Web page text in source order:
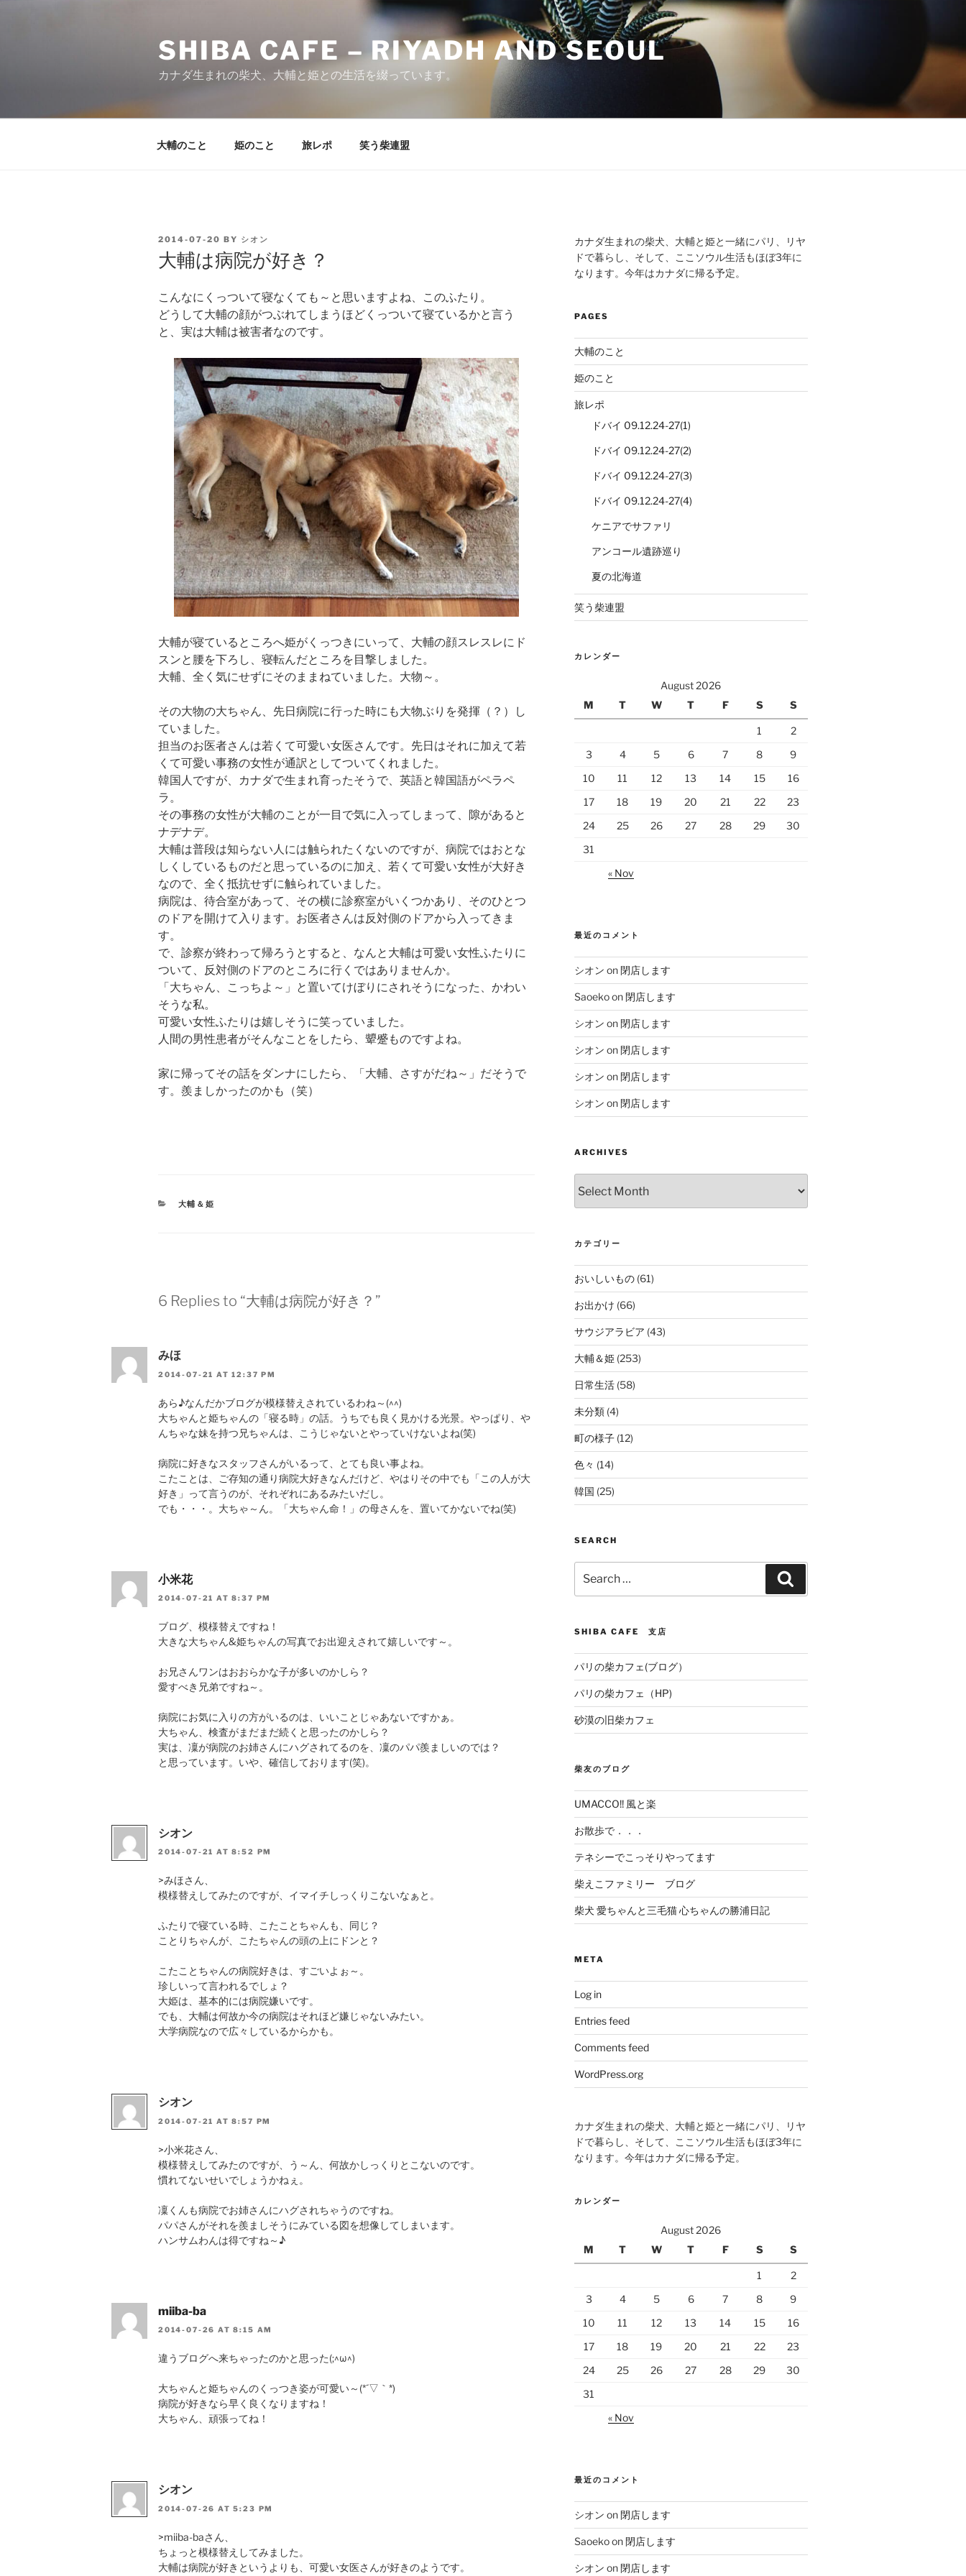
SHIBA CAFE – RIYADH AND SEOUL
カナダ生まれの柴犬、大輔と姫との生活を綴っています。
大輔のこと 姫のこと 旅レポ 笑う柴連盟
POSTED
ON
2014-07-20 BY シオン
大輔は病院が好き？
こんなにくっついて寝なくても～と思いますよね、このふたり。
どうして大輔の顔がつぶれてしまうほどくっついて寝ているかと言う
と、実は大輔は被害者なのです。
大輔が寝ているところへ姫がくっつきにいって、大輔の顔スレスレにド
スンと腰を下ろし、寝転んだところを目撃しました。
大輔、全く気にせずにそのままねていました。大物～。
その大物の大ちゃん、先日病院に行った時にも大物ぶりを発揮（？）し
ていました。
担当のお医者さんは若くて可愛い女医さんです。先日はそれに加えて若
くて可愛い事務の女性が通訳としてついてくれました。
韓国人ですが、カナダで生まれ育ったそうで、英語と韓国語がペラペ
ラ。
その事務の女性が大輔のことが一目で気に入ってしまって、隙があると
ナデナデ。
大輔は普段は知らない人には触られたくないのですが、病院ではおとな
しくしているものだと思っているのに加え、若くて可愛い女性が大好き
なので、全く抵抗せずに触られていました。
病院は、待合室があって、その横に診察室がいくつかあり、そのひとつ
のドアを開けて入ります。お医者さんは反対側のドアから入ってきま
す。
で、診察が終わって帰ろうとすると、なんと大輔は可愛い女性ふたりに
ついて、反対側のドアのところに行くではありませんか。
「大ちゃん、こっちよ～」と置いてけぼりにされそうになった、かわい
そうな私。
可愛い女性ふたりは嬉しそうに笑っていました。
人間の男性患者がそんなことをしたら、顰蹙ものですよね。
家に帰ってその話をダンナにしたら、「大輔、さすがだね～」だそうで
す。羨ましかったのかも（笑）
CATEGORIES
大輔＆姫
6 Replies to “大輔は病院が好き？”
みほ
2014-07-21 AT 12:37 PM
あら♪なんだかブログが模様替えされているわね～(^^)
大ちゃんと姫ちゃんの「寝る時」の話。うちでも良く見かける光景。やっぱり、や
んちゃな妹を持つ兄ちゃんは、こうじゃないとやっていけないよね(笑)
病院に好きなスタッフさんがいるって、とても良い事よね。
こたことは、ご存知の通り病院大好きなんだけど、やはりその中でも「この人が大
好き」って言うのが、それぞれにあるみたいだし。
でも・・・。大ちゃ～ん。「大ちゃん命！」の母さんを、置いてかないでね(笑)
小米花
2014-07-21 AT 8:37 PM
ブログ、模様替えですね！
大きな大ちゃん&姫ちゃんの写真でお出迎えされて嬉しいです～。
お兄さんワンはおおらかな子が多いのかしら？
愛すべき兄弟ですね～。
病院にお気に入りの方がいるのは、いいことじゃあないですかぁ。
大ちゃん、検査がまだまだ続くと思ったのかしら？
実は、凜が病院のお姉さんにハグされてるのを、凜のパパ羨ましいのでは？
と思っています。いや、確信しております(笑)。
シオン
2014-07-21 AT 8:52 PM
>みほさん、
模様替えしてみたのですが、イマイチしっくりこないなぁと。
ふたりで寝ている時、こたことちゃんも、同じ？
ことりちゃんが、こたちゃんの頭の上にドンと？
こたことちゃんの病院好きは、すごいよぉ～。
珍しいって言われるでしょ？
大姫は、基本的には病院嫌いです。
でも、大輔は何故か今の病院はそれほど嫌じゃないみたい。
大学病院なので広々しているからかも。
シオン
2014-07-21 AT 8:57 PM
>小米花さん、
模様替えしてみたのですが、う～ん、何故かしっくりとこないのです。
慣れてないせいでしょうかねぇ。
凜くんも病院でお姉さんにハグされちゃうのですね。
パパさんがそれを羨ましそうにみている図を想像してしまいます。
ハンサムわんは得ですね～♪
miiba-ba
2014-07-26 AT 8:15 AM
違うブログへ来ちゃったのかと思った(;^ω^)
大ちゃんと姫ちゃんのくっつき姿が可愛い～(*´▽｀*)
病院が好きなら早く良くなりますね！
大ちゃん、頑張ってね！
シオン
2014-07-26 AT 5:23 PM
>miiba-baさん、
ちょっと模様替えしてみました。
大輔は病院が好きというよりも、可愛い女医さんが好きのようです。
カナダ生まれの柴犬、大輔と姫と一緒にパリ、リヤ
ドで暮らし、そして、ここソウル生活もほぼ3年に
なります。今年はカナダに帰る予定。
PAGES
大輔のこと
姫のこと
旅レポ
ドバイ 09.12.24-27(1)
ドバイ 09.12.24-27(2)
ドバイ 09.12.24-27(3)
ドバイ 09.12.24-27(4)
ケニアでサファリ
アンコール遺跡巡り
夏の北海道
笑う柴連盟
カレンダー
August 2026
M
T W T F S S
1
2
3
4 5 6 7 8
9
10
11 12 13 14 15
16
17
18 19 20 21 22
23
24
25 26 27 28 29
30
31
« Nov
最近のコメント
シオン on閉店します
Saoekoon閉店します
シオン on閉店します
シオン on閉店します
シオン on閉店します
シオン on閉店します
ARCHIVES
カテゴリー
おいしいもの(61)
お出かけ (66)
サウジアラビア (43)
大輔＆姫(253)
日常生活(58)
未分類(4)
町の様子(12)
色々 (14)
韓国 (25)
SEARCH
for:
SHIBA CAFE 支店
パリの柴カフェ(ブログ）
パリの柴カフェ（HP)
砂漠の旧柴カフェ
柴友のブログ
UMACCO!! 風と楽
お散歩で．．．
テネシーでこっそりやってます
柴えこファミリー ブログ
柴犬 愛ちゃんと三毛猫 心ちゃんの勝浦日記
META
Log in
Entries feed
Comments feed
WordPress.org
カナダ生まれの柴犬、大輔と姫と一緒にパリ、リヤ
ドで暮らし、そして、ここソウル生活もほぼ3年に
なります。今年はカナダに帰る予定。
カレンダー
August 2026
M
T W T F S S
1
2
3
4 5 6 7 8
9
10
11 12 13 14 15
16
17
18 19 20 21 22
23
24
25 26 27 28 29
30
31
« Nov
最近のコメント
シオン on閉店します
Saoekoon閉店します
シオン on閉店します